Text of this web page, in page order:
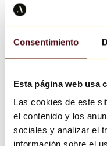
Consentimiento
Esta página web usa
Las cookies de este
el contenido y los
sociales y analizar el
información sobre el
Richard
Keith
Jeff
Jean-
Todos
Obra de la semana